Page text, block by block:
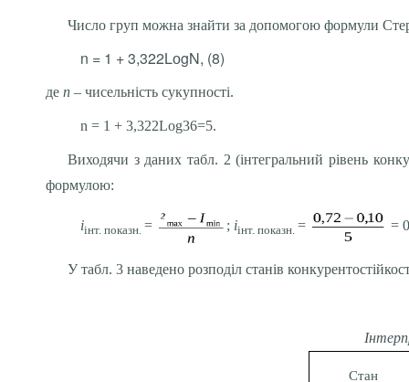
Число груп можна знайти за допомогою формули
n = 1 + 3,322LоgN, (8)
де n – чисельність сукупності.
n = 1 + 3,322Lоg36=5.
Виходячи з даних табл. 2 (інтегральний рівень
формулою:
іінт. показн. = ; іінт. показн. = =
У табл. 3 наведено розподіл станів
Стан